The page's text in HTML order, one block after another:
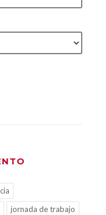
jornada de trabajo